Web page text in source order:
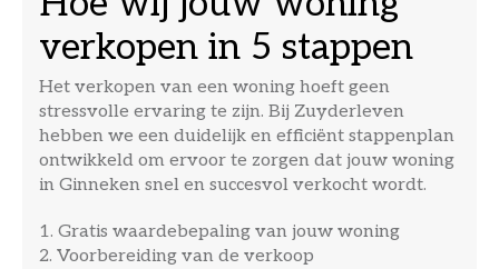
verkopen in 5 stappen
Het verkopen van een woning hoeft geen
stressvolle ervaring te zijn. Bij Zuyderleven
hebben we een duidelijk en efficiënt stappenplan
ontwikkeld om ervoor te zorgen dat jouw woning
in Ginneken snel en succesvol verkocht wordt.
1. Gratis waardebepaling van jouw woning
2. Voorbereiding van de verkoop